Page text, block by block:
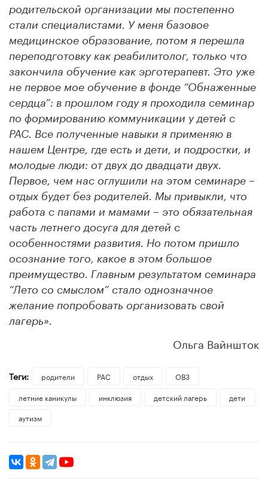
родительской организации мы постепенно
стали специалистами. У меня базовое
медицинское образование, потом я перешла
переподготовку как реабилитолог, только что
закончила обучение как эрготерапевт. Это уже
не первое мое обучение в фонде “Обнаженные
сердца”: в прошлом году я проходила семинар
по формированию коммуникации у детей с
РАС. Все полученные навыки я применяю в
нашем Центре, где есть и дети, и подростки, и
молодые люди: от двух до двадцати двух.
Первое, чем нас оглушили на этом семинаре –
отдых будет без родителей. Мы привыкли, что
работа с папами и мамами – это обязательная
часть летнего досуга для детей с
особенностями развития. Но потом пришло
осознание того, какое в этом большое
преимущество. Главным результатом семинара
“Лето со смыслом” стало однозначное
желание попробовать организовать свой
лагерь».
Ольга Вайншток
Теги: родители РАС отдых
ОВЗ
летние каникулы
инклюзия детский лагерь
дети
аутизм